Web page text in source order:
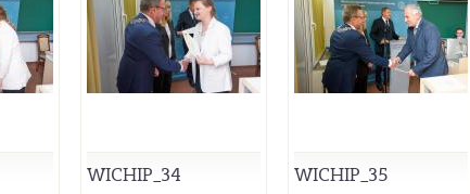
WICHIP_34 WICHIP_35